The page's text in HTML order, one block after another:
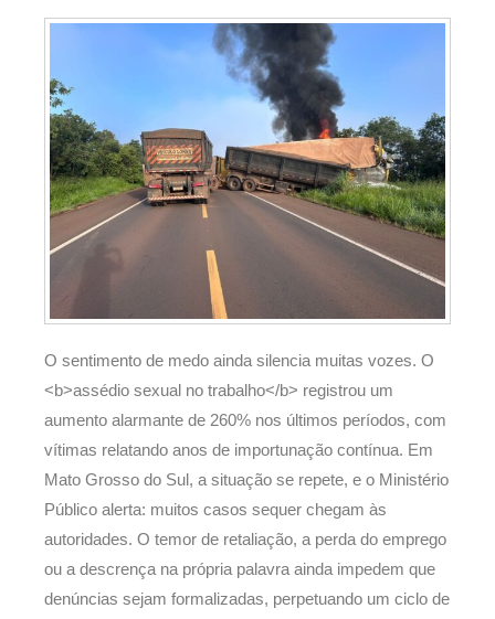
O sentimento de medo ainda silencia muitas vozes. O
<b>assédio sexual no trabalho</b> registrou um
aumento alarmante de 260% nos últimos períodos, com
vítimas relatando anos de importunação contínua. Em
Mato Grosso do Sul, a situação se repete, e o Ministério
Público alerta: muitos casos sequer chegam às
autoridades. O temor de retaliação, a perda do emprego
ou a descrença na própria palavra ainda impedem que
denúncias sejam formalizadas, perpetuando um ciclo de